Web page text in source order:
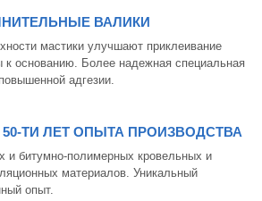
ВАЛИКИ
мастики улучшают приклеивание
к основанию. Более надежная специальная
адгезии.
50-ТИ ЛЕТ ОПЫТА ПРОИЗВОДСТВА
и битумно-полимерных кровельных и
материалов. Уникальный
опыт.